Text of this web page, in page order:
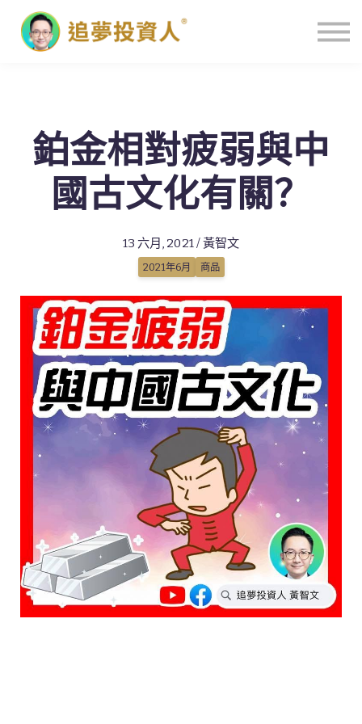
主頁
鉑金相對疲弱與中
國古文化有關？
13 六月, 2021 / 黃智文
2021年6月 商品